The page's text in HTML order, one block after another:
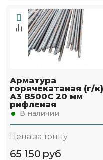
Арматура
горячекатаная (г/к)
А3 В500С 20 мм
рифленая
В наличии
Цена за тонну
65 150 руб